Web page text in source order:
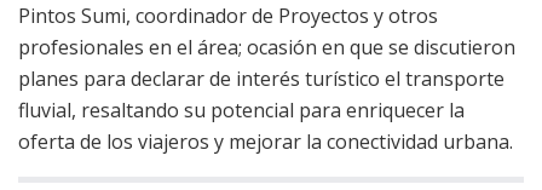
Pintos Sumi, coordinador de Proyectos y otros
profesionales en el área; ocasión en que se discutieron
planes para declarar de interés turístico el transporte
fluvial, resaltando su potencial para enriquecer la
oferta de los viajeros y mejorar la conectividad urbana.